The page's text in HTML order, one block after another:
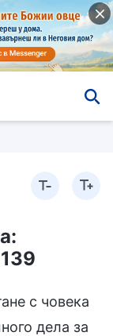
с човека
дела за